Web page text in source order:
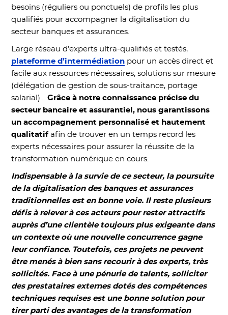
besoins (réguliers ou ponctuels) de profils les plus
qualifiés pour accompagner la digitalisation du
secteur banques et assurances.
Large réseau d’experts ultra-qualifiés et testés,
plateforme d’intermédiation pour un accès direct et
facile aux ressources nécessaires, solutions sur mesure
(délégation de gestion de sous-traitance, portage
salarial)…Grâce à notre connaissance précise du
secteur bancaire et assurantiel, nous garantissons
un accompagnement personnalisé et hautement
qualitatifafin de trouver en un temps record les
experts nécessaires pour assurer la réussite de la
transformation numérique en cours.
Indispensable à la survie de ce secteur, la poursuite
de la digitalisation des banques et assurances
traditionnelles est en bonne voie. Il reste plusieurs
défis à relever à ces acteurs pour rester attractifs
auprès d’une clientèle toujours plus exigeante dans
un contexte où une nouvelle concurrence gagne
leur confiance. Toutefois, ces projets ne peuvent
être menés à bien sans recourir à des experts, très
sollicités. Face à une pénurie de talents, solliciter
des prestataires externes dotés des compétences
techniques requises est une bonne solution pour
tirer parti des avantages de la transformation